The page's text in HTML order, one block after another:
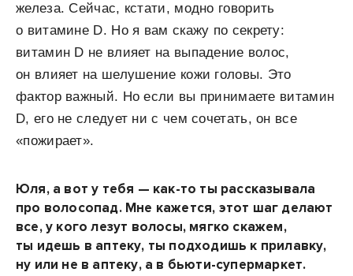
железа. Сейчас, кстати, модно говорить
о витамине D. Но я вам скажу по секрету:
витамин D не влияет на выпадение волос,
он влияет на шелушение кожи головы. Это
фактор важный. Но если вы принимаете витамин
D, его не следует ни с чем сочетать, он все
«пожирает».
Юля, а вот у тебя — как-то ты рассказывала
про волосопад. Мне кажется, этот шаг делают
все, у кого лезут волосы, мягко скажем,
ты идешь в аптеку, ты подходишь к прилавку,
ну или не в аптеку, а в бьюти-супермаркет.